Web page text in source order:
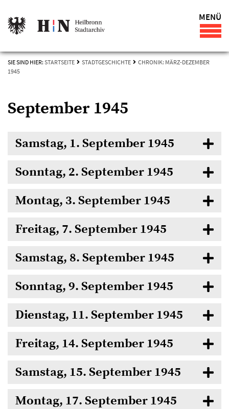
MENÜ
SIE SIND HIER: STARTSEITE STADTGESCHICHTE
CHRONIK: MÄRZ-DEZEMBER
1945
September 1945
Samstag, 1. September 1945
Sonntag, 2. September 1945
Montag, 3. September 1945
Freitag, 7. September 1945
Samstag, 8. September 1945
Sonntag, 9. September 1945
Dienstag, 11. September 1945
Freitag, 14. September 1945
Samstag, 15. September 1945
Montag, 17. September 1945